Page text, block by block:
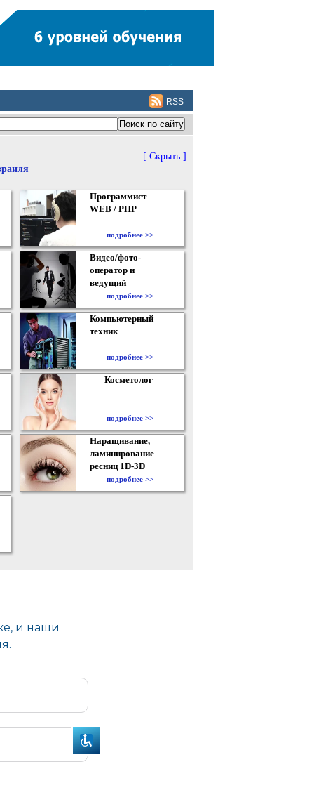
RSS
[ Скрыть ]
Программист
WEB / PHP
подробнее >>
Видео/фото-
оператор и
ведущий
подробнее >>
Компьютерный
техник
подробнее >>
Косметолог
подробнее >>
Наращивание,
ламинирование
ресниц 1D-3D
подробнее >>